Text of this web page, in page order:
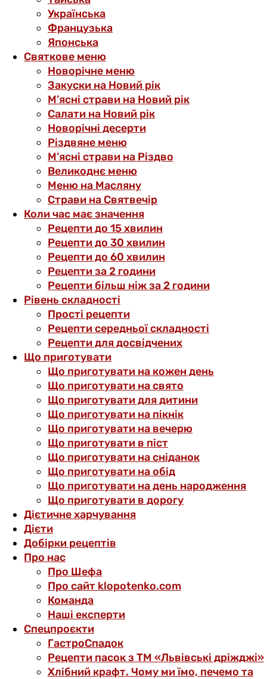
Українська
Французька
Японська
Святкове меню
Новорічне меню
Закуски на Новий рік
М’ясні страви на Новий рік
Салати на Новий рік
Новорічні десерти
Різдвяне меню
М’ясні страви на Різдво
Великоднє меню
Меню на Масляну
Страви на Святвечір
Коли час має значення
Рецепти до 15 хвилин
Рецепти до 30 хвилин
Рецепти до 60 хвилин
Рецепти за 2 години
Рецепти більш ніж за 2 години
Рівень складності
Прості рецепти
Рецепти середньої складності
Рецепти для досвідчених
Що приготувати
Що приготувати на кожен день
Що приготувати на свято
Що приготувати для дитини
Що приготувати на пікнік
Що приготувати на вечерю
Що приготувати в піст
Що приготувати на сніданок
Що приготувати на обід
Що приготувати на день народження
Що приготувати в дорогу
Дієтичне харчування
Дієти
Добірки рецептів
Про нас
Про Шефа
Про сайт klopotenko.com
Команда
Наші експерти
Спецпроєкти
ГастроСпадок
Рецепти пасок з ТМ «Львівські дріжджі»
Хлібний крафт. Чому ми їмо, печемо та